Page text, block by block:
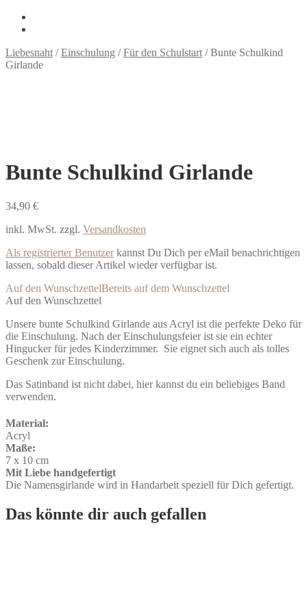
Liebesnaht /Einschulung /Für den Schulstart /Bunte Schulkind
Girlande
Bunte Schulkind Girlande
34,90 €
inkl. MwSt. zzgl. Versandkosten
Als registrierter Benutzerkannst Du Dich per eMail benachrichtigen
lassen, sobald dieser Artikel wieder verfügbar ist.
Auf den WunschzettelBereits auf dem Wunschzettel
Auf den Wunschzettel
Unsere bunte Schulkind Girlande aus Acryl ist die perfekte Deko für
die Einschulung. Nach der Einschulungsfeier ist sie ein echter
Hingucker für jedes Kinderzimmer. Sie eignet sich auch als tolles
Geschenk zur Einschulung.
Das Satinband ist nicht dabei, hier kannst du ein beliebiges Band
verwenden.
Material:
Acryl
Maße:
7 x 10 cm
Mit Liebe handgefertigt
Die Namensgirlande wird in Handarbeit speziell für Dich gefertigt.
Das könnte dir auch gefallen